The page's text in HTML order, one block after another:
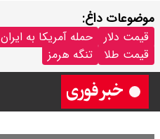
موضوعات داغ:
قیمت دلار حمله آمریکا به ایران
قیمت طلا
تنگه هرمز ۱۴۰۵ / نفت افزایشی شد + جدول